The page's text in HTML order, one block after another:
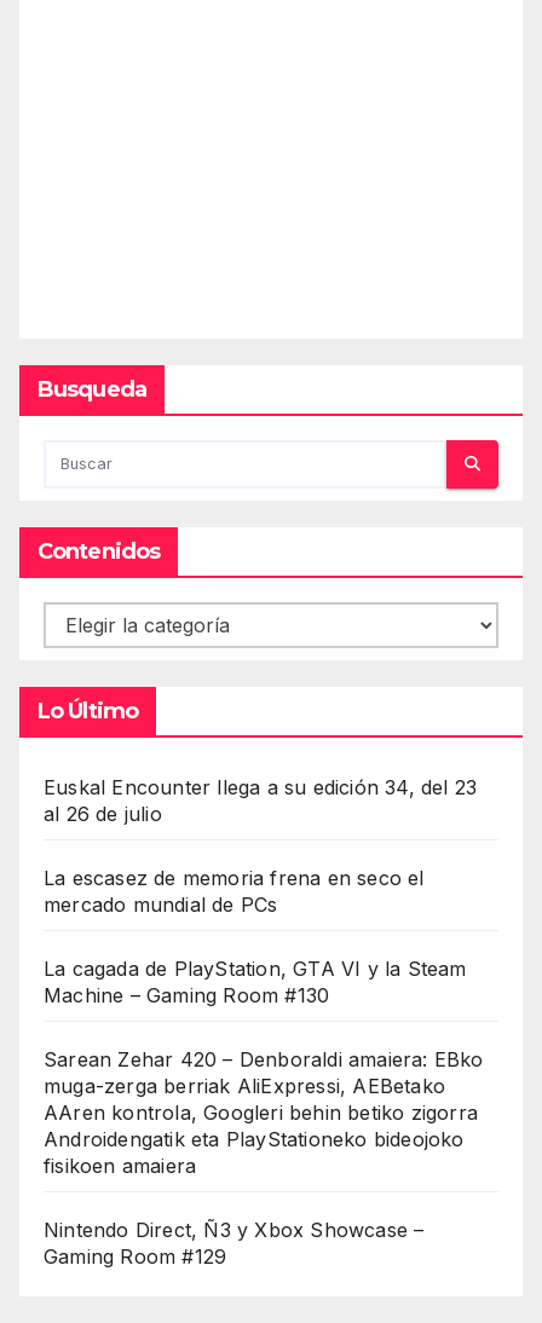
Busqueda
Contenidos
Contenidos
Lo Último
Euskal Encounter llega a su edición 34, del 23
al 26 de julio
La escasez de memoria frena en seco el
mercado mundial de PCs
La cagada de PlayStation, GTA VI y la Steam
Machine – Gaming Room #130
Sarean Zehar 420 – Denboraldi amaiera: EBko
muga-zerga berriak AliExpressi, AEBetako
AAren kontrola, Googleri behin betiko zigorra
Androidengatik eta PlayStationeko bideojoko
fisikoen amaiera
Nintendo Direct, Ñ3 y Xbox Showcase –
Gaming Room #129